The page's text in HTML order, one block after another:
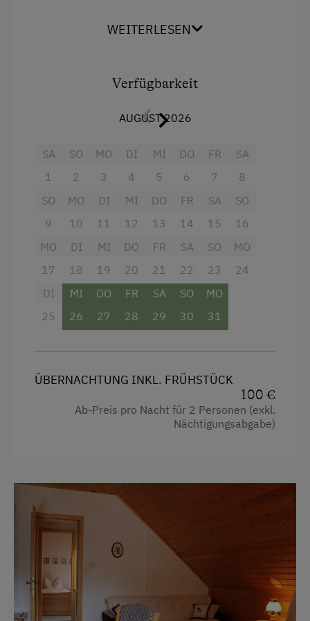
Bäuerliche Küche
Vollwert/Biokost
Österreichische Spezialitäten
Übernachtung mit Frühstück
Service
Transfer Bahnhof
Freizeitaktivitäten am Betrieb und in der
Umgebung
Badesee
Einstellmöglichkeit für Gastpferde
Eisstockschießen
Internetzugang über WLAN ist in jedem unserer
Die Babypauschale beträgt einmalig € 10,- bis
Kinder erhalten eine Ermäßigung bis zum 12.
Haustiere sind bei uns leider keine erlaubt!
Ausstattung
Ausziehcouch
WEITERLESEN
Verfügbarkeit
AUGUST 2026
SA
1
SO
2
MO
3
DI
4
MI
5
DO
6
FR
7
SA
8
SO
9
MO
10
DI
11
MI
12
DO
13
FR
14
SA
15
SO
16
MO
17
DI
18
MI
19
DO
20
FR
21
SA
22
SO
23
MO
24
DI
25
MI
26
DO
27
FR
28
SA
29
SO
30
MO
31
ÜBERNACHTUNG INKL. FRÜHSTÜCK
100 €
Ab-Preis pro Nacht für 2 Personen (exkl.
Nächtigungsabgabe)